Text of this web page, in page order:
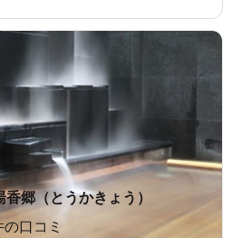
郷（とうかきょう）
の口コミ